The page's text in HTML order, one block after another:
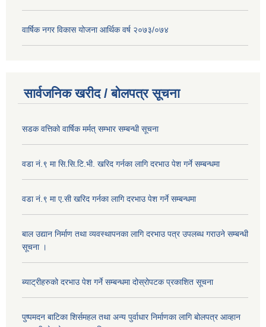
वार्षिक नगर विकास योजना आर्थिक वर्ष २०७३/०७४
सार्वजनिक खरीद / बोलपत्र सूचना
सडक वत्तिको वार्षिक मर्मत् सम्भार सम्बन्धी सूचना
वडा नं.९ मा सि.सि.टि.भी. खरिद गर्नका लागि दरभाउ पेश गर्ने सम्बन्धमा
वडा नं.९ मा ए.सी खरिद गर्नका लागि दरभाउ पेश गर्ने सम्बन्धमा
बाल उद्यान निर्माण तथा व्यवस्थापनका लागि दरभाउ पत्र उपलब्ध गराउने सम्बन्धी
सूचना ।
ब्याट्रीहरुको दरभाउ पेश गर्ने सम्बन्धमा दोस्रोपटक प्रकाशित सूचना
पुष्पमदन बाटिका शिर्समहल तथा अन्य पुर्वाधार निर्माणका लागि बोलपत्र आव्हान